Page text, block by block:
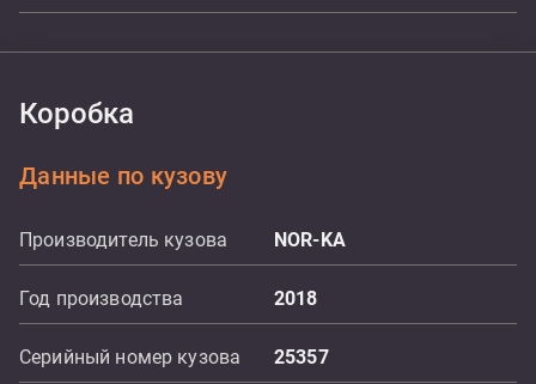
Коробка
Данные по кузову
Производитель кузова NOR-KA
Год производства 2018
Серийный номер кузова 25357